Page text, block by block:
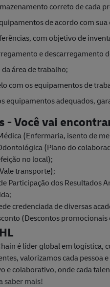
correto de cada
de acordo com sua
com objetivo de
e descarregamento
área de trabalho;
com os equipamentos de
equipamentos adequados,
- Você vai
(Enfermaria, isento de
(Plano do
no local);
transporte);
Participação dos Resultados
credenciada de diversas
(Descontos
é líder global em logística,
valorizamos cada
e colaborativo, onde cada
saber mais!